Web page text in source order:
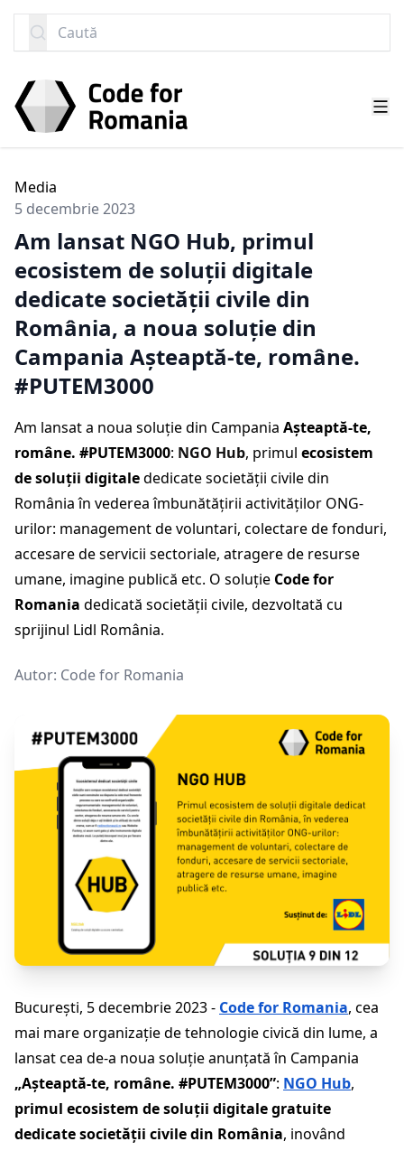
Caută
Media
5 decembrie 2023
Am lansat NGO Hub, primul
ecosistem de soluții digitale
dedicate societății civile din
România, a noua soluție din
Campania Așteaptă-te, române.
#PUTEM3000
Am lansat a noua soluție din Campania Așteaptă-te,
române. #PUTEM3000: NGO Hub, primul ecosistem
de soluții digitalededicate societății civile din
România în vederea îmbunătățirii activităților ONG-
urilor: management de voluntari, colectare de fonduri,
accesare de servicii sectoriale, atragere de resurse
umane, imagine publică etc. O soluție Code for
Romania dedicată societății civile, dezvoltată cu
sprijinul Lidl România.
Autor: Code for Romania
București, 5 decembrie 2023 - Code for Romania, cea
mai mare organizație de tehnologie civică din lume, a
lansat cea de-a noua soluție anunțată în Campania
„Așteaptă-te, române. #PUTEM3000”: NGO Hub,
primul ecosistem de soluții digitale gratuite
dedicate societății civile din România, inovând